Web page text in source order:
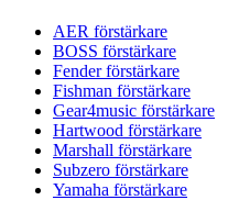
AER förstärkare
BOSS förstärkare
Fender förstärkare
Fishman förstärkare
Gear4music förstärkare
Hartwood förstärkare
Marshall förstärkare
Subzero förstärkare
Yamaha förstärkare